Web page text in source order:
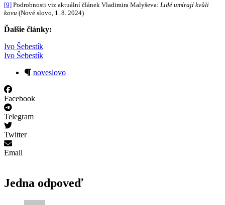
[9] Podrobnosti viz aktuální článek Vladimira Malyševa: Lidé umírají kvůli
kovu (Nové slovo, 1. 8. 2024)
Ďalšie články:
Ivo Šebestík
Ivo Šebestík
noveslovo
Facebook
Telegram
Twitter
Email
Jedna odpoveď